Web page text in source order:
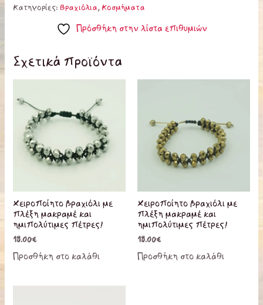
Κατηγορίες:Βραχιόλια,Κοσμήματα
Πρόσθήκη στην λίστα επιθυμιών
Σχετικά προϊόντα
Χειροποίητο βραχιόλι με
πλέξη μακραμέ και
ημιπολύτιμες πέτρες!
18.00€
Προσθήκη στο καλάθι
Χειροποίητο βραχιόλι με
πλέξη μακραμέ και
ημιπολύτιμες πέτρες!
18.00€
Προσθήκη στο καλάθι